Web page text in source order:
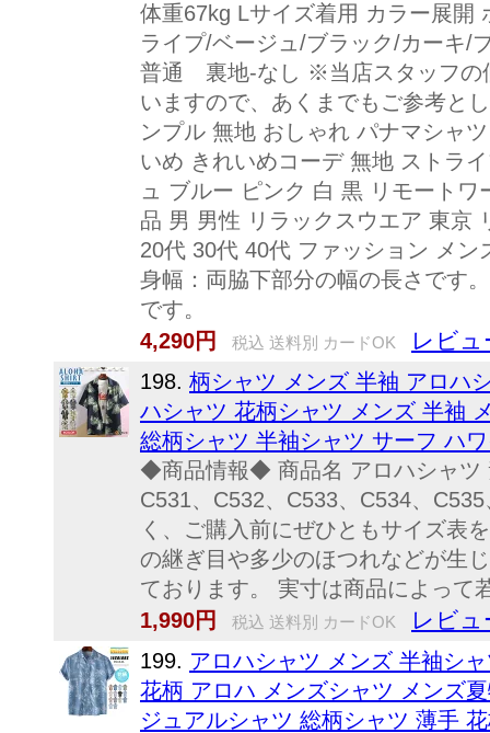
体重67kg Lサイズ着用 カラー展開
ライプ/ベージュ/ブラック/カーキ
普通 裏地-なし ※当店スタッフの
いますので、あくまでもご参考と
ンプル 無地 おしゃれ パナマシャ
いめ きれいめコーデ 無地 ストラ
ュ ブルー ピンク 白 黒 リモート
品 男 男性 リラックスウエア 東京
20代 30代 40代 ファッション メ
身幅：両脇下部分の幅の長さです
です。
4,290円
税込 送料別 カードOK レビュ
198. 柄シャツ メンズ 半袖 アロハ
ハシャツ 花柄シャツ メンズ 半袖
総柄シャツ 半袖シャツ サーフ ハ
◆商品情報◆ 商品名 アロハシャツ
C531、C532、C533、C534、
く、ご購入前にぜひともサイズ表
の継ぎ目や多少のほつれなどが生
ております。 実寸は商品によって
1,990円
税込 送料別 カードOK レビュ
199. アロハシャツ メンズ 半袖シ
花柄 アロハ メンズシャツ メンズ
ジュアルシャツ 総柄シャツ 薄手